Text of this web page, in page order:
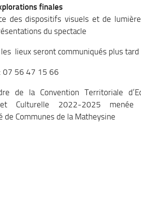
finales
des dispositifs visuels et de
du spectacle
lieux seront communiqués plus tard
07 56 47 15 66
de la Convention Territoriale
Culturelle 2022-2025
de Communes de la Matheysine